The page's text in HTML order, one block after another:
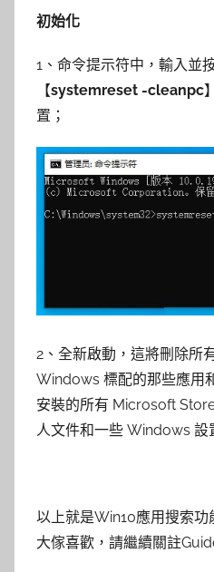
初始化
1、命令提示符中，輸入並
【systemreset -cleanpc
置；
2、全新啟動，這將刪除所
Windows 標配的那些應用
安裝的所有 Microsoft
人文件和一些 Windows 設
以上就是Win10應用搜索
大傢喜歡，請繼續關註